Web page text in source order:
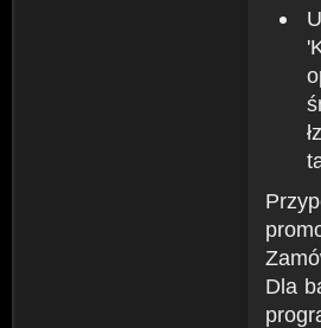
Dla